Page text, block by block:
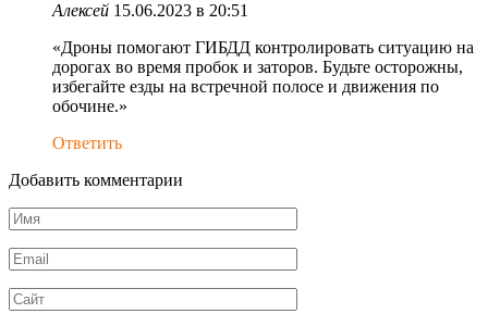
Алексей 15.06.2023 в 20:51
«Дроны помогают ГИБДД контролировать ситуацию на
дорогах во время пробок и заторов. Будьте осторожны,
избегайте езды на встречной полосе и движения по
обочине.»
Ответить
Добавить комментарии
Имя
*
Email
*
Сайт